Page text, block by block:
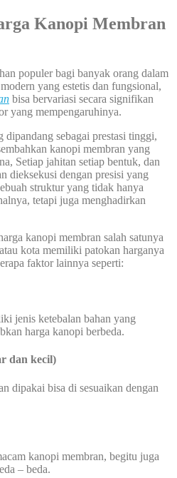
Kanopi Membran
populer bagi banyak orang dalam
yang estetis dan fungsional,
bisa bervariasi secara signifikan
yang mempengaruhinya.
sebagai prestasi tinggi,
kanopi membran yang
Setiap jahitan setiap bentuk, dan
dieksekusi dengan presisi yang
struktur yang tidak hanya
tetapi juga menghadirkan
kanopi membran salah satunya
kota memiliki patokan harganya
faktor lainnya seperti:
jenis ketebalan bahan yang
harga kanopi berbeda.
dan kecil)
dipakai bisa di sesuaikan dengan
kanopi membran, begitu juga
– beda.